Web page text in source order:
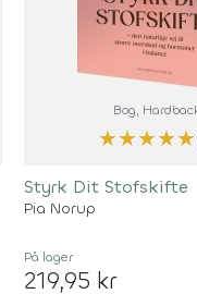
Bog,
★★★★★
Styrk Dit Stofskifte
Pia Norup
På lager
219,95 kr